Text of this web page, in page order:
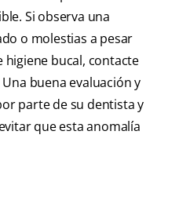
Si observa una
o molestias a pesar
bucal, contacte
buena evaluación y
parte de su dentista y
que esta anomalía